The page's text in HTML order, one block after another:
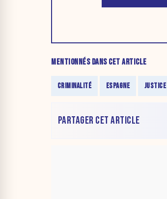
MENTIONNÉS DANS CET ARTICLE
CRIMINALITÉ ESPAGNE JUSTICE
PARTAGER CET ARTICLE